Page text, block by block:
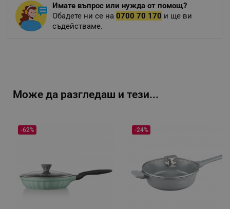
Имате въпрос или нужда от помощ?
Обадете ни се на 0700 70 170 и ще ви
съдействаме.
Може да разгледаш и тези...
-62% -24%